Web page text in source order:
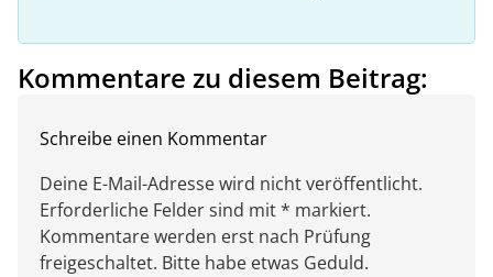
Kommentare zu diesem Beitrag:
Schreibe einen Kommentar
Deine E-Mail-Adresse wird nicht veröffentlicht.
Erforderliche Felder sind mit * markiert.
Kommentare werden erst nach Prüfung
freigeschaltet. Bitte habe etwas Geduld.